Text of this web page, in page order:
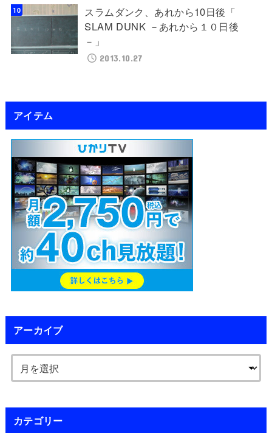
スラムダンク、あれから10日後「
SLAM DUNK －あれから１０日後
－」
2013.10.27
アイテム
アーカイブ
カテゴリー